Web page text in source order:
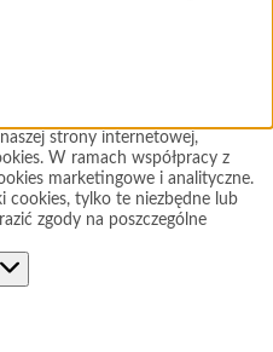
strony internetowej,
W ramach współpracy z
marketingowe i analityczne.
cookies, tylko te niezbędne lub
zgody na poszczególne